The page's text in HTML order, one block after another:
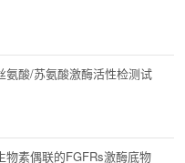
酸/苏氨酸激酶活性检测试
素偶联的FGFRs激酶底物